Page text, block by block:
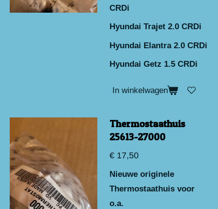
CRDi
Hyundai Trajet 2.0 CRDi
Hyundai Elantra 2.0 CRDi
Hyundai Getz 1.5 CRDi
In winkelwagen
Thermostaathuis
25613-27000
€ 17,50
Nieuwe originele
Thermostaathuis voor
o.a.